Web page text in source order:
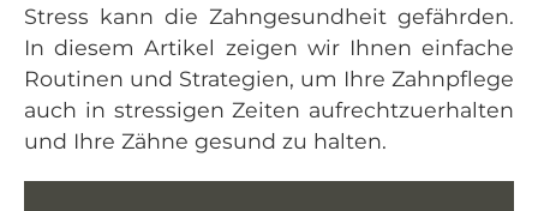
Stress kann die Zahngesundheit gefährden.
In diesem Artikel zeigen wir Ihnen einfache
Routinen und Strategien, um Ihre Zahnpflege
auch in stressigen Zeiten aufrechtzuerhalten
und Ihre Zähne gesund zu halten.